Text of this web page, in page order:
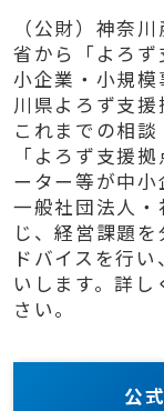
（公財）神奈
省から「よろ
小企業・小規
川県よろず支援
これまでの相談
「よろず支援
ーター等が中
一般社団法人
じ、経営課題
ドバイスを行
いします。詳
さい。
公